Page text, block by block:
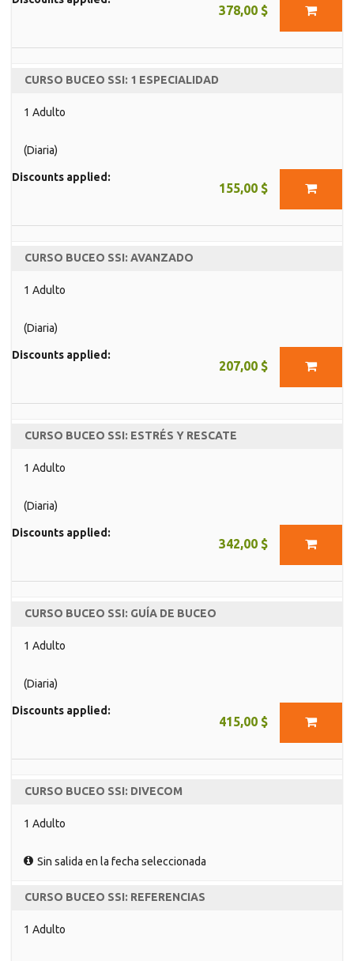
378,00 $
CURSO BUCEO SSI: 1 ESPECIALIDAD
1 Adulto
(Diaria)
155,00 $
Discounts applied:
CURSO BUCEO SSI: AVANZADO
1 Adulto
(Diaria)
207,00 $
Discounts applied:
CURSO BUCEO SSI: ESTRÉS Y RESCATE
1 Adulto
(Diaria)
342,00 $
Discounts applied:
CURSO BUCEO SSI: GUÍA DE BUCEO
1 Adulto
(Diaria)
415,00 $
Discounts applied:
CURSO BUCEO SSI: DIVECOM
1 Adulto
Sin salida en la fecha seleccionada
CURSO BUCEO SSI: REFERENCIAS
1 Adulto